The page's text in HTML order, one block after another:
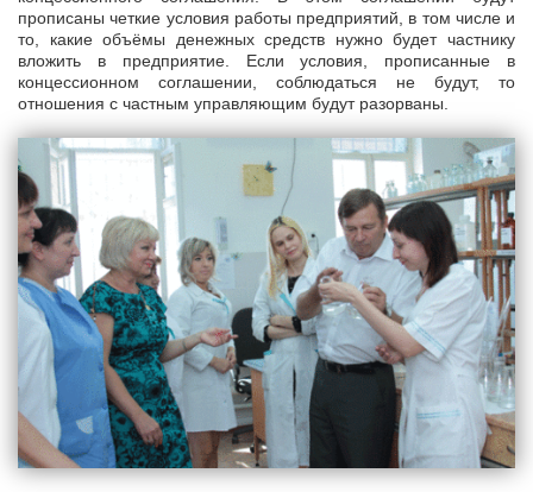
прописаны четкие условия работы предприятий, в том числе и
то, какие объёмы денежных средств нужно будет частнику
вложить в предприятие. Если условия, прописанные в
концессионном соглашении, соблюдаться не будут, то
отношения с частным управляющим будут разорваны.